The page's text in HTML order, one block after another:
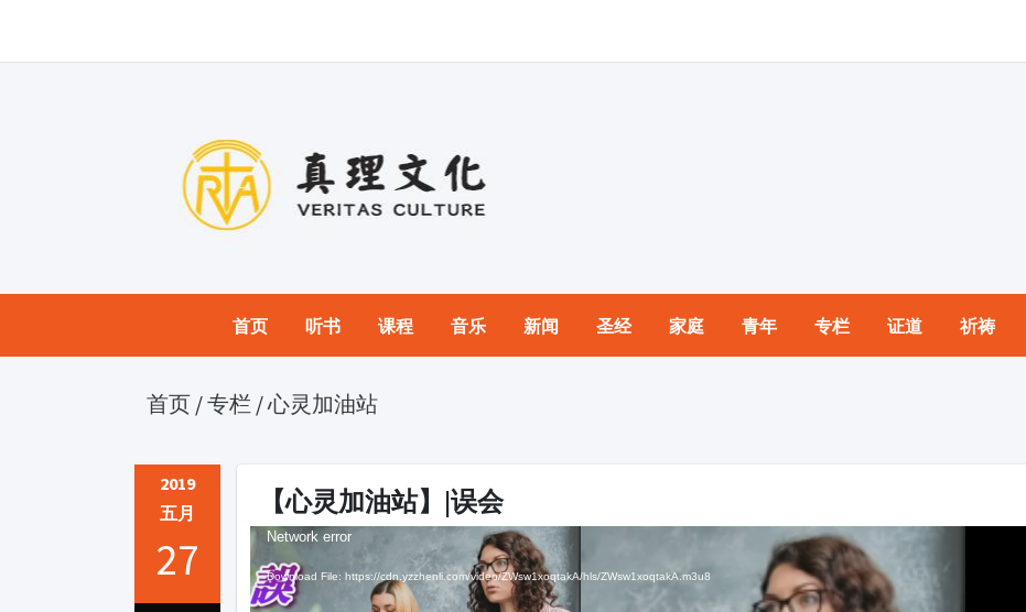
首页 听书 课程 音乐 新闻 圣经 家庭 青年 专栏 证道 祈祷
首页 /专栏 /心灵加油站
2019
五月
27
【心灵加油站】|误会
Video
Player
Video
Player
Network error
Download File: https://cdn.yzzhenli.com/video/ZWsw1xoqtakA/hls/ZWsw1xoqtakA.m3u8